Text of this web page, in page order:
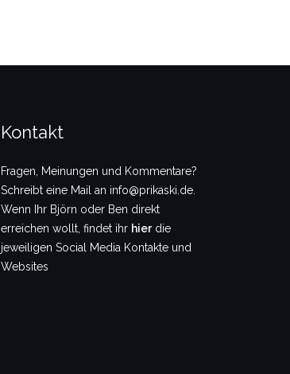
Kontakt
Fragen, Meinungen und Kommentare?
Schreibt eine Mail an info@prikaski.de.
Wenn Ihr Björn oder Ben direkt
erreichen wollt, findet ihr hierdie
jeweiligen Social Media Kontakte und
Websites